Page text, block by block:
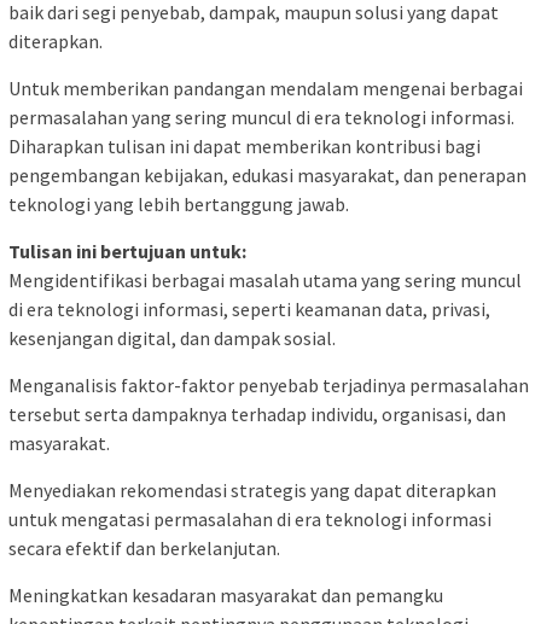
baik dari segi penyebab, dampak, maupun solusi yang dapat
diterapkan.
Untuk memberikan pandangan mendalam mengenai berbagai
permasalahan yang sering muncul di era teknologi informasi.
Diharapkan tulisan ini dapat memberikan kontribusi bagi
pengembangan kebijakan, edukasi masyarakat, dan penerapan
teknologi yang lebih bertanggung jawab.
Tulisan ini bertujuan untuk:
Mengidentifikasi berbagai masalah utama yang sering muncul
di era teknologi informasi, seperti keamanan data, privasi,
kesenjangan digital, dan dampak sosial.
Menganalisis faktor-faktor penyebab terjadinya permasalahan
tersebut serta dampaknya terhadap individu, organisasi, dan
masyarakat.
Menyediakan rekomendasi strategis yang dapat diterapkan
untuk mengatasi permasalahan di era teknologi informasi
secara efektif dan berkelanjutan.
Meningkatkan kesadaran masyarakat dan pemangku